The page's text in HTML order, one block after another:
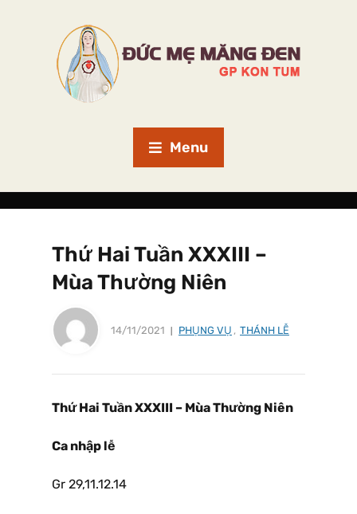
Menu
Thứ Hai Tuần XXXIII –
Mùa Thường Niên
14/11/2021 PHỤNG VỤ , THÁNH LỄ
Thứ Hai Tuần XXXIII – Mùa Thường Niên
Ca nhập lễ
Gr 29,11.12.14